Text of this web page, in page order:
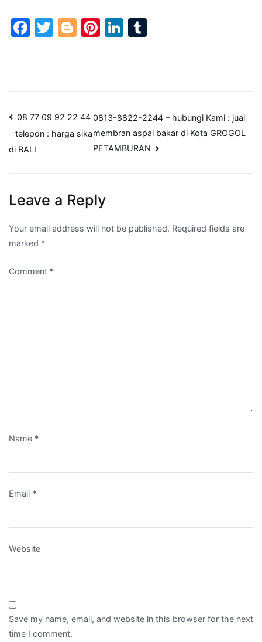
Facebook
Twitter
Blogger
Pinterest
LinkedIn
Post
navigation
08 77 09 92 22 44
– telepon : harga sika
di BALI
0813-8822-2244 – hubungi Kami : jual
membran aspal bakar di Kota GROGOL
PETAMBURAN
Leave a Reply
Your email address will not be published. Required fields are
marked *
Comment *
Name *
Email *
Website
Save my name, email, and website in this browser for the next
time I comment.